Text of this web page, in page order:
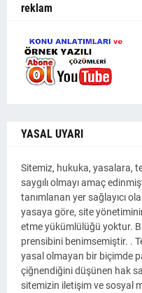
reklam
YASAL UYARI
Sitemiz, hukuka, yasalara,
saygılı olmayı amaç
tanımlanan yer sağlayıcı
yasaya göre, site
etme yükümlülüğü yoktur.
prensibini benimsemiştir. .
yasal olmayan bir biçimde
çiğnendiğini düşünen hak
sitemizin iletişim ve sosyal